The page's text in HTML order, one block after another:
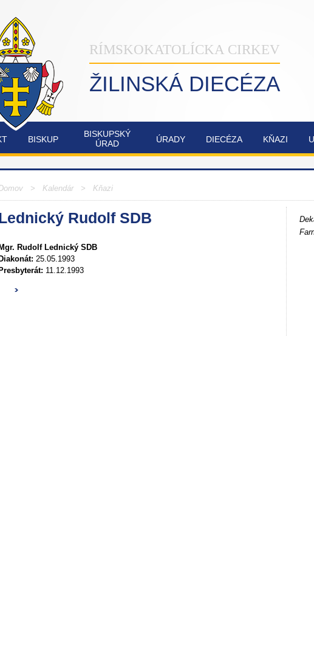
RÍMSKOKATOLÍCKA CIRKEV
ŽILINSKÁ DIECÉZA
BISKUP
BISKUPSKÝ
ÚRAD
ÚRADY DIECÉZA KŇAZI
INŠTITÚT
NAŠA
OBNOVA
TROJICE
V
JUBILEJNÝ
2025
> Kalendár > Kňazi
Rudolf SDB
Mgr. Rudolf Lednický SDB
Diakonát: 25.05.1993
Presbyterát: 11.12.1993